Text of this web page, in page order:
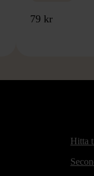
79 kr
Hitta